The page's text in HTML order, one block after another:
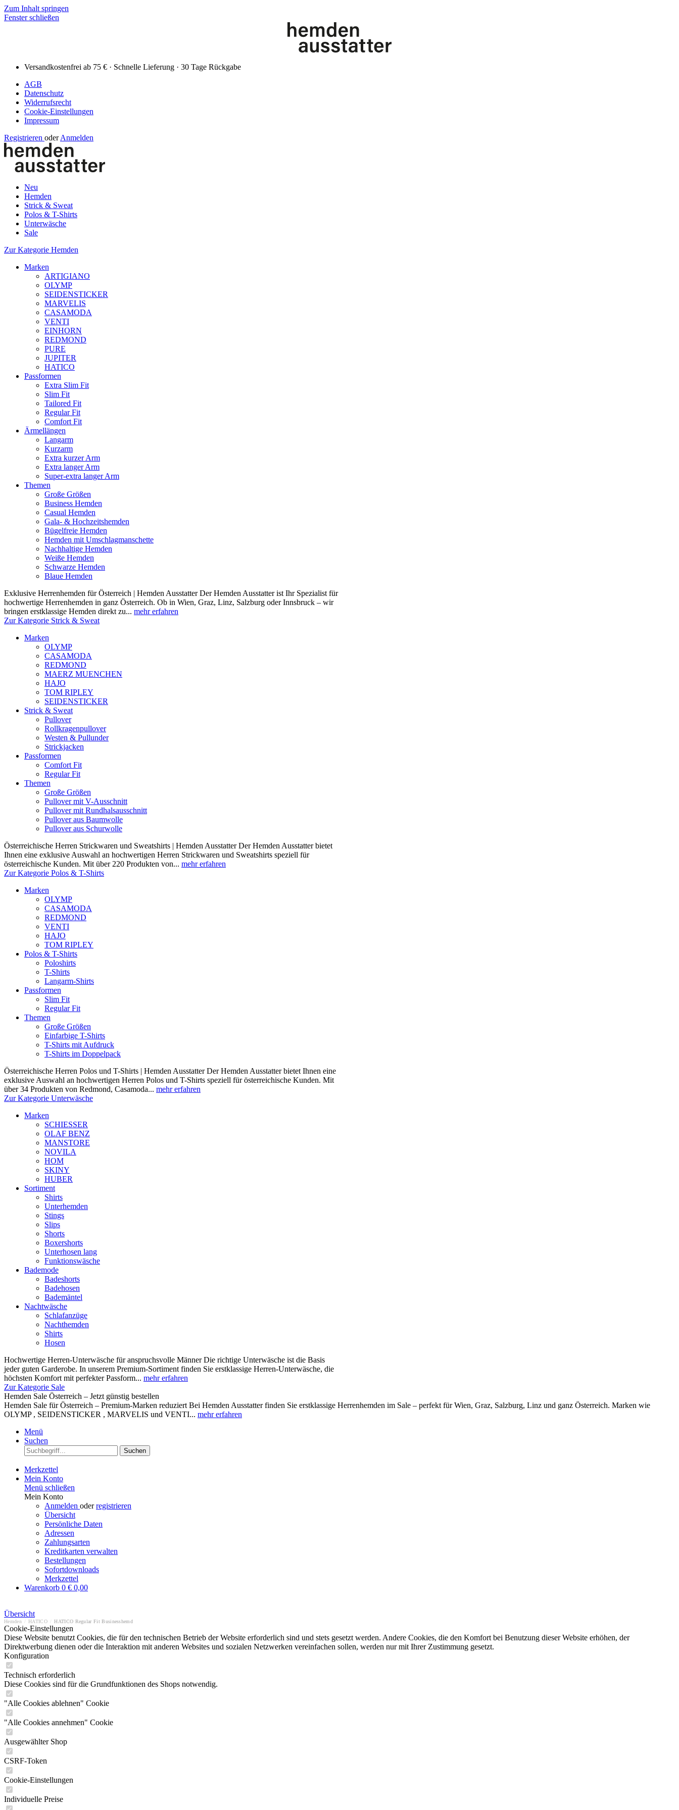
Zum Inhalt springen
Fenster schließen
Versandkostenfrei ab 75 € · Schnelle Lieferung · 30 Tage Rückgabe
AGB
Datenschutz
Widerrufsrecht
Cookie-Einstellungen
Impressum
Registrieren oder Anmelden
Neu
Hemden
Strick & Sweat
Polos & T-Shirts
Unterwäsche
Sale
Zur Kategorie Hemden
Marken
ARTIGIANO
OLYMP
SEIDENSTICKER
MARVELIS
CASAMODA
VENTI
EINHORN
REDMOND
PURE
JUPITER
HATICO
Passformen
Extra Slim Fit
Slim Fit
Tailored Fit
Regular Fit
Comfort Fit
Ärmellängen
Langarm
Kurzarm
Extra kurzer Arm
Extra langer Arm
Super-extra langer Arm
Themen
Große Größen
Business Hemden
Casual Hemden
Gala- & Hochzeitshemden
Bügelfreie Hemden
Hemden mit Umschlagmanschette
Nachhaltige Hemden
Weiße Hemden
Schwarze Hemden
Blaue Hemden
Exklusive Herrenhemden für Österreich | Hemden Ausstatter Der Hemden Ausstatter ist Ihr Spezialist für
hochwertige Herrenhemden in ganz Österreich. Ob in Wien, Graz, Linz, Salzburg oder Innsbruck – wir
bringen erstklassige Hemden direkt zu... mehr erfahren
Zur Kategorie Strick & Sweat
Marken
OLYMP
CASAMODA
REDMOND
MAERZ MUENCHEN
HAJO
TOM RIPLEY
SEIDENSTICKER
Strick & Sweat
Pullover
Rollkragenpullover
Westen & Pullunder
Strickjacken
Passformen
Comfort Fit
Regular Fit
Themen
Große Größen
Pullover mit V-Ausschnitt
Pullover mit Rundhalsausschnitt
Pullover aus Baumwolle
Pullover aus Schurwolle
Österreichische Herren Strickwaren und Sweatshirts | Hemden Ausstatter Der Hemden Ausstatter bietet
Ihnen eine exklusive Auswahl an hochwertigen Herren Strickwaren und Sweatshirts speziell für
österreichische Kunden. Mit über 220 Produkten von... mehr erfahren
Zur Kategorie Polos & T-Shirts
Marken
OLYMP
CASAMODA
REDMOND
VENTI
HAJO
TOM RIPLEY
Polos & T-Shirts
Poloshirts
T-Shirts
Langarm-Shirts
Passformen
Slim Fit
Regular Fit
Themen
Große Größen
Einfarbige T-Shirts
T-Shirts mit Aufdruck
T-Shirts im Doppelpack
Österreichische Herren Polos und T-Shirts | Hemden Ausstatter Der Hemden Ausstatter bietet Ihnen eine
exklusive Auswahl an hochwertigen Herren Polos und T-Shirts speziell für österreichische Kunden. Mit
über 34 Produkten von Redmond, Casamoda... mehr erfahren
Zur Kategorie Unterwäsche
Marken
SCHIESSER
OLAF BENZ
MANSTORE
NOVILA
HOM
SKINY
HUBER
Sortiment
Shirts
Unterhemden
Stings
Slips
Shorts
Boxershorts
Unterhosen lang
Funktionswäsche
Bademode
Badeshorts
Badehosen
Bademäntel
Nachtwäsche
Schlafanzüge
Nachthemden
Shirts
Hosen
Hochwertige Herren-Unterwäsche für anspruchsvolle Männer Die richtige Unterwäsche ist die Basis
jeder guten Garderobe. In unserem Premium-Sortiment finden Sie erstklassige Herren-Unterwäsche, die
höchsten Komfort mit perfekter Passform... mehr erfahren
Zur Kategorie Sale
Hemden Sale Österreich – Jetzt günstig bestellen
Hemden Sale für Österreich – Premium-Marken reduziert Bei Hemden Ausstatter finden Sie erstklassige Herrenhemden im Sale – perfekt für Wien, Graz, Salzburg, Linz und ganz Österreich. Marken wie
OLYMP , SEIDENSTICKER , MARVELIS und VENTI... mehr erfahren
Menü
Suchen
Suchen
Merkzettel
Mein Konto
Menü schließen
Mein Konto
Anmelden oderregistrieren
Übersicht
Persönliche Daten
Adressen
Zahlungsarten
Kreditkarten verwalten
Bestellungen
Sofortdownloads
Merkzettel
Warenkorb 0 € 0,00
Übersicht
Hemden HATICO HATICO Regular Fit Businesshemd
Cookie-Einstellungen
Diese Website benutzt Cookies, die für den technischen Betrieb der Website erforderlich sind und stets gesetzt werden. Andere Cookies, die den Komfort bei Benutzung dieser Website erhöhen, der
Direktwerbung dienen oder die Interaktion mit anderen Websites und sozialen Netzwerken vereinfachen sollen, werden nur mit Ihrer Zustimmung gesetzt.
Konfiguration
Technisch erforderlich
Diese Cookies sind für die Grundfunktionen des Shops notwendig.
"Alle Cookies ablehnen" Cookie
"Alle Cookies annehmen" Cookie
Ausgewählter Shop
CSRF-Token
Cookie-Einstellungen
Individuelle Preise